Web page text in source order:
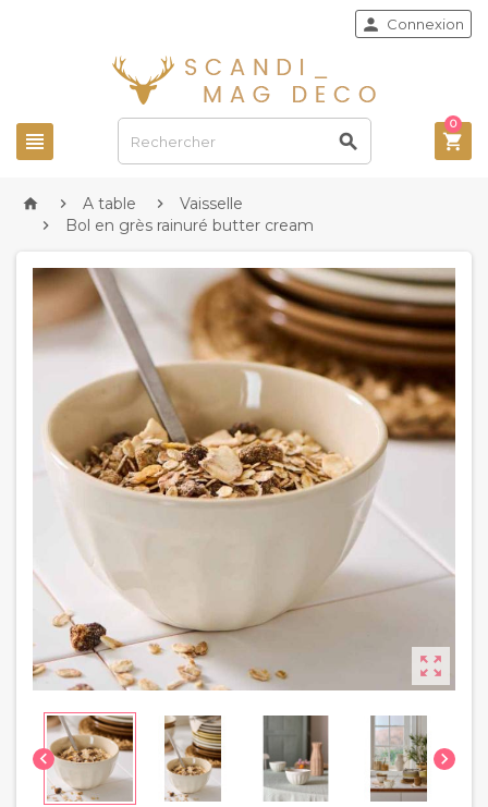
 
 Connexion

0
  A table  Vaisselle
 Bol en grès rainuré butter cream

 